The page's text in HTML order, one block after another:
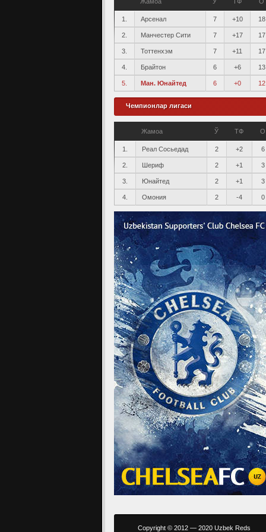
1. Арсенал 7 +10 18
2. Манчестер Сити 7 +17 17
3. Тоттенхэм 7 +11 17
4. Брайтон 6 +6 13
5. Ман. Юнайтед 6 +0 12
Чемпионлар лигаси
Жамоа Ў ТФ О
1. Реал Сосьедад 2 +2 6
2. Шериф 2 +1 3
3. Юнайтед 2 +1 3
4. Омония 2 -4 0
Copyright © 2012 — 2020 Uzbek Reds